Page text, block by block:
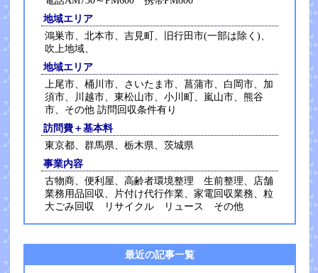
地域エリア
鴻巣市、北本市、吉見町、旧行田市(一部は除く)、
吹上地域、
地域エリア
上尾市、桶川市、さいたま市、菖蒲市、白岡市、加
須市、川越市、東松山市、小川町、嵐山市、熊谷
市、その他 訪問回収条件有り
訪問費＋基本料
東京都、群馬県、栃木県、茨城県
事業内容
古物商、便利屋、高齢者環境整理 生前整理、店舗
業務用品回収、片付け代行作業、家電回収業務、粒
大ごみ回収 リサイクル リュース その他
最近の記事一覧